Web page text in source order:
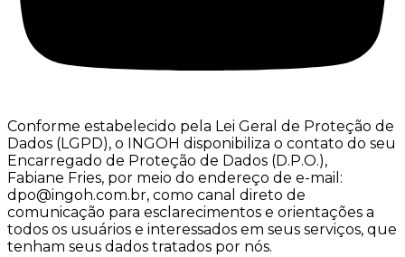
Conforme estabelecido pela Lei Geral de Proteção de
Dados (LGPD), o INGOH disponibiliza o contato do seu
Encarregado de Proteção de Dados (D.P.O.),
Fabiane Fries, por meio do endereço de e-mail:
dpo@ingoh.com.br, como canal direto de
comunicação para esclarecimentos e orientações a
todos os usuários e interessados em seus serviços, que
tenham seus dados tratados por nós.